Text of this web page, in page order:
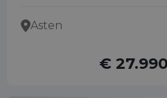
Asten
€ 27.990